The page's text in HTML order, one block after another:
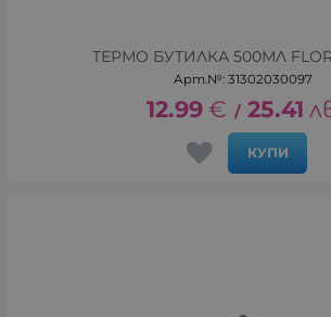
ТЕРМО БУТИЛКА 500МЛ
Арт.№: 31302030097
12.99 € / 25.41
КУПИ